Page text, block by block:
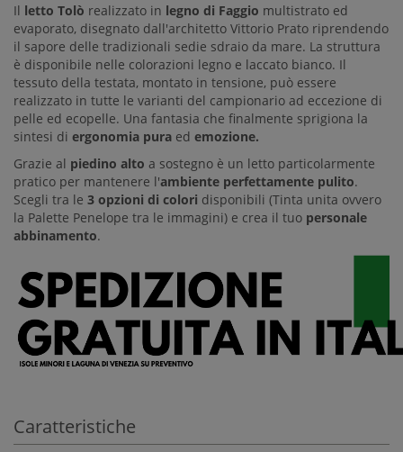
Il letto Tolò realizzato in legno di Faggio multistrato ed
evaporato, disegnato dall'architetto Vittorio Prato riprendendo
il sapore delle tradizionali sedie sdraio da mare. La struttura
è disponibile nelle colorazioni legno e laccato bianco. Il
tessuto della testata, montato in tensione, può essere
realizzato in tutte le varianti del campionario ad eccezione di
pelle ed ecopelle. Una fantasia che finalmente sprigiona la
sintesi di ergonomia pura ed emozione.
Grazie al piedino alto a sostegno è un letto particolarmente
pratico per mantenere l'ambiente perfettamente pulito.
Scegli tra le 3 opzioni di colori disponibili (Tinta unita ovvero
la Palette Penelope tra le immagini) e crea il tuo personale
abbinamento.
Caratteristiche